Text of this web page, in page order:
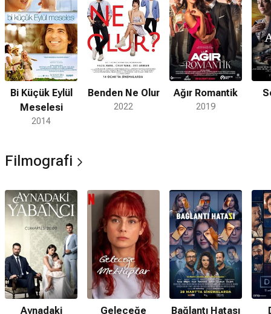
Bi Küçük Eylül
Meselesi
2014
Benden Ne Olur
2022
Ağır Romantik
2019
Filmografi
Aynadaki
Geleceğe
Bağlantı Hatası